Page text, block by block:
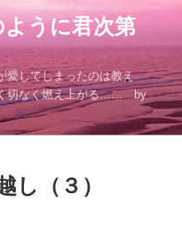
うに君次第
愛してしまったのは教え
切なく燃え上がる…… by
（３）